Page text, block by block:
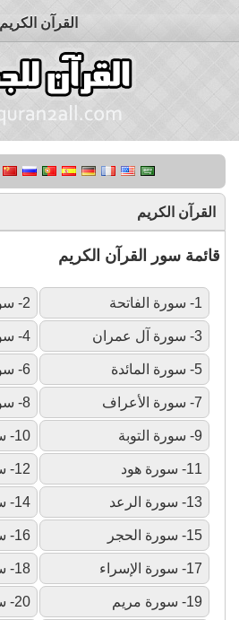
القرآن الكريم
القرآن الكريم
قائمة سور القرآن الكريم
1- سورة الفاتحة 2- سورة البقرة
3- سورة آل عمران 4- سورة النساء
5- سورة المائدة 6- سورة الأنعام
7- سورة الأعراف 8- سورة الأنفال
9- سورة التوبة 10- سورة يونس
11- سورة هود 12- سورة يوسف
13- سورة الرعد 14- سورة إبراهيم
15- سورة الحجر 16- سورة النحل
17- سورة الإسراء 18- سورة الكهف
19- سورة مريم 20- سورة طه